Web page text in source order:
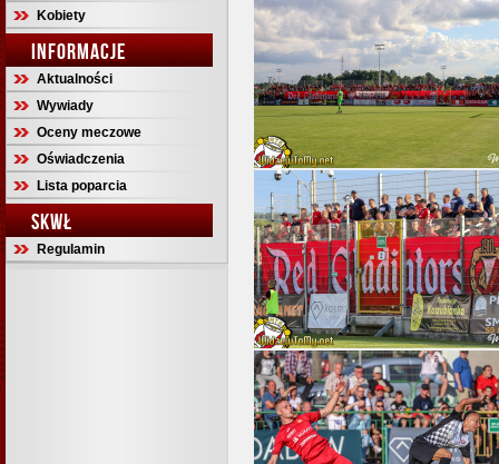
Kobiety
INFORMACJE
Aktualności
Wywiady
Oceny meczowe
Oświadczenia
Lista poparcia
SKWŁ
Regulamin